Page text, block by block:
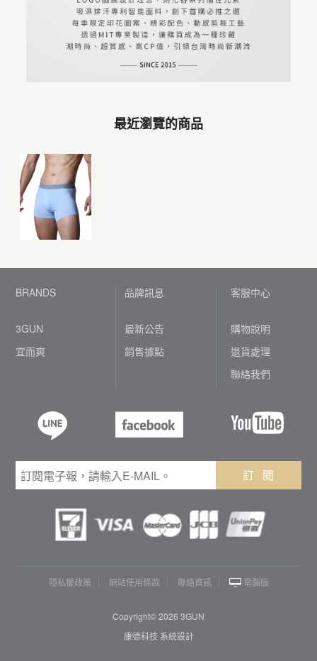
最近瀏覽的商品
BRANDS
3GUN
宜而爽
品牌訊息
最新公告
銷售據點
客服中心
購物說明
退貨處理
聯絡我們
訂 閱
隱私權政策 網站使用條款 聯絡資訊 電腦版
Copyright© 2026 3GUN
康德科技 系統設計